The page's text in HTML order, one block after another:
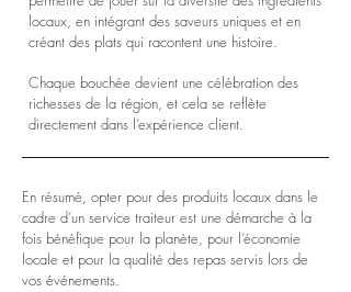
locaux, en intégrant des saveurs uniques et en
créant des plats qui racontent une histoire.
Chaque bouchée devient une célébration des
richesses de la région, et cela se reflète
directement dans l’expérience client.
En résumé, opter pour des produits locaux dans le
cadre d’un service traiteur est une démarche à la
fois bénéfique pour la planète, pour l’économie
locale et pour la qualité des repas servis lors de
vos événements.